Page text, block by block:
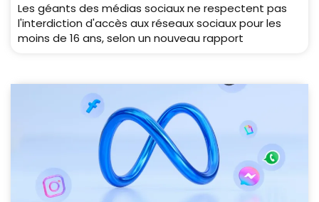
Les géants des médias sociaux ne respectent pas
l'interdiction d'accès aux réseaux sociaux pour les
moins de 16 ans, selon un nouveau rapport